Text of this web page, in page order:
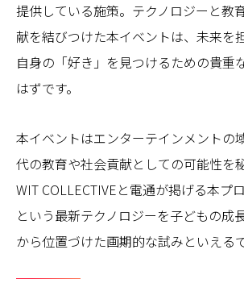
提供している施策。テクノロジーと教
献を結びつけた本イベントは、未来を
自身の「好き」を見つけるための貴重
はずです。
本イベントはエンターテインメントの
代の教育や社会貢献としての可能性を
WIT COLLECTIVEと電通が掲げる本プ
という最新テクノロジーを子どもの成
から位置づけた画期的な試みといえる